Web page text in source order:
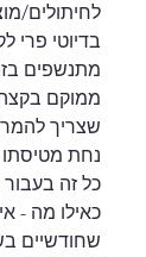
לחיתולים/
בדיוטי פרי
מתנשפים
ממוקם בקצה
שצריך
נחת
כל זה
כאילו מה -
שחודשיים